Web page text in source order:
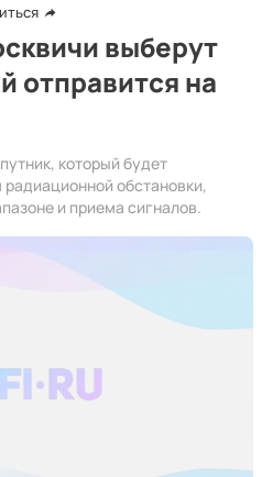
выберут
отправится на
который будет
обстановки,
и приема сигналов.